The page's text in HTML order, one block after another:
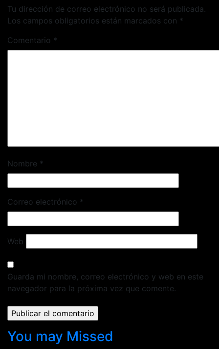
Tu dirección de correo electrónico no será publicada.
Los campos obligatorios están marcados con *
Comentario *
Nombre *
Correo electrónico *
Web
Guarda mi nombre, correo electrónico y web en este
navegador para la próxima vez que comente.
You may Missed